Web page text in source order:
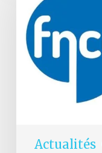
Actualités
FNCC
réaffirme
son
attachement
diffusion